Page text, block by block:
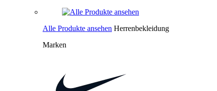
Alle Produkte ansehen Herrenbekleidung
Marken